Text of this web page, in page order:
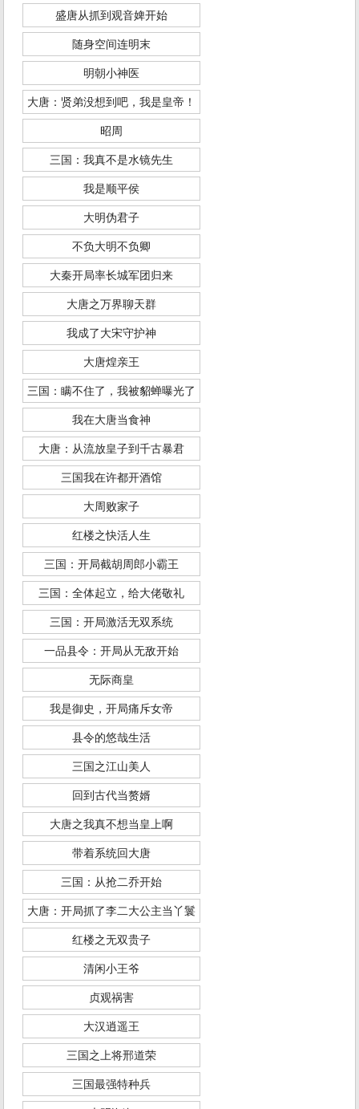
盛唐从抓到观音婢开始
随身空间连明末
明朝小神医
大唐：贤弟没想到吧，我是皇帝！
昭周
三国：我真不是水镜先生
我是顺平侯
大明伪君子
不负大明不负卿
大秦开局率长城军团归来
大唐之万界聊天群
我成了大宋守护神
大唐煌亲王
三国：瞒不住了，我被貂蝉曝光了
我在大唐当食神
大唐：从流放皇子到千古暴君
三国我在许都开酒馆
大周败家子
红楼之快活人生
三国：开局截胡周郎小霸王
三国：全体起立，给大佬敬礼
三国：开局激活无双系统
一品县令：开局从无敌开始
无际商皇
我是御史，开局痛斥女帝
县令的悠哉生活
三国之江山美人
回到古代当赘婿
大唐之我真不想当皇上啊
带着系统回大唐
三国：从抢二乔开始
大唐：开局抓了李二大公主当丫鬟
红楼之无双贵子
清闲小王爷
贞观祸害
大汉逍遥王
三国之上将邢道荣
三国最强特种兵